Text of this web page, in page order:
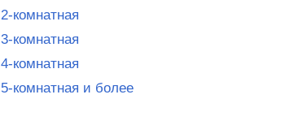
2-комнатная
3-комнатная
4-комнатная
5-комнатная и более